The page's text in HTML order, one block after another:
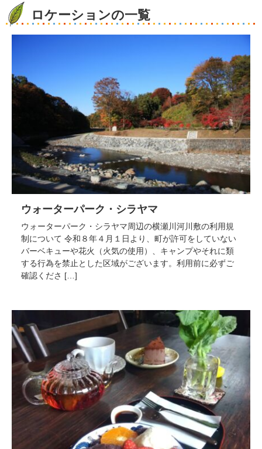
ロケーションの一覧
ウォーターパーク・シラヤマ
ウォーターパーク・シラヤマ周辺の横瀬川河川敷の利用規
制について 令和８年４月１日より、町が許可をしていない
バーベキューや花火（火気の使用）、キャンプやそれに類
する行為を禁止とした区域がございます。利用前に必ずご
確認くださ […]